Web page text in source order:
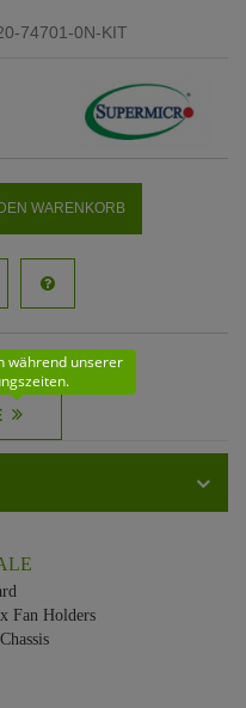
74701-0N-KIT
WARENKORB
Werktage
während unserer
Fan Holders